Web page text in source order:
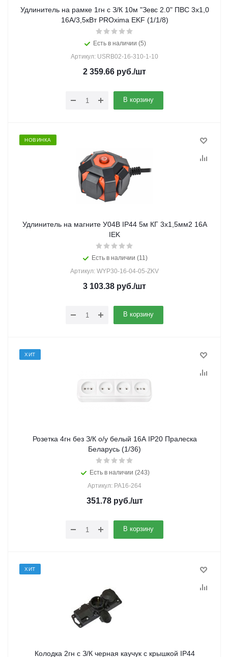
Удлинитель на рамке 1гн с З/К 10м "Зевс 2.0" ПВС 3х1,0
16А/3,5кВт PROxima EKF (1/1/8)
Есть в наличии (5)
Артикул: USRB02-16-310-1-10
2 359.66 руб./шт
В корзину
НОВИНКА
Удлинитель на магните У04В IP44 5м КГ 3х1,5мм2 16А
IEK
Есть в наличии (11)
Артикул: WYP30-16-04-05-ZKV
3 103.38 руб./шт
В корзину
ХИТ
Розетка 4гн без З/К о/у белый 16А IP20 Пралеска
Беларусь (1/36)
Есть в наличии (243)
Артикул: РА16-264
351.78руб./шт
В корзину
ХИТ
Колодка 2гн с З/К черная каучук с крышкой IP44